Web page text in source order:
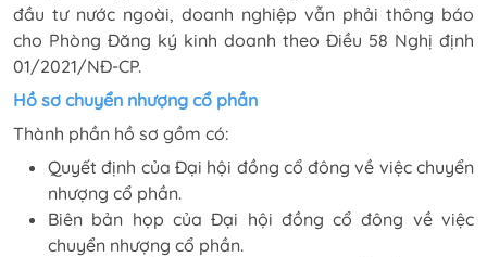
đầu tư nước ngoài, doanh nghiệp vẫn phải thông báo
cho Phòng Đăng ký kinh doanh theo Điều 58 Nghị định
01/2021/NĐ-CP.
Hồ sơ chuyển nhượng cổ phần
Thành phần hồ sơ gồm có:
Quyết định của Đại hội đồng cổ đông về việc chuyển
nhượng cổ phần.
Biên bản họp của Đại hội đồng cổ đông về việc
chuyển nhượng cổ phần.